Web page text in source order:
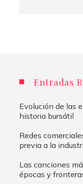
Entradas
Evolución de las
historia bursátil
Redes
previa a la
Las canciones
épocas y